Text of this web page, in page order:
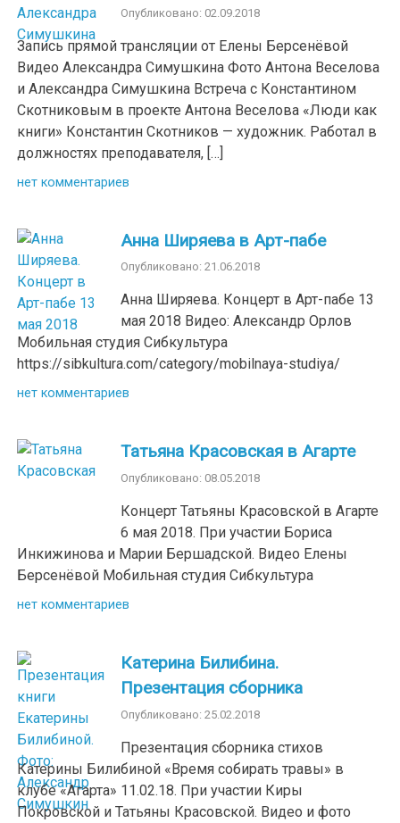
Опубликовано: 02.09.2018
Запись прямой трансляции от Елены Берсенёвой
Видео Александра Симушкина Фото Антона Веселова
и Александра Симушкина Встреча с Константином
Скотниковым в проекте Антона Веселова «Люди как
книги» Константин Скотников — художник. Работал в
должностях преподавателя, […]
нет комментариев
Анна Ширяева в Арт-пабе
Опубликовано: 21.06.2018
Анна Ширяева. Концерт в Арт-пабе 13
мая 2018 Видео: Александр Орлов
Мобильная студия Сибкультура
https://sibkultura.com/category/mobilnaya-studiya/
нет комментариев
Татьяна Красовская в Агарте
Опубликовано: 08.05.2018
Концерт Татьяны Красовской в Агарте
6 мая 2018. При участии Бориса
Инкижинова и Марии Бершадской. Видео Елены
Берсенёвой Мобильная студия Сибкультура
нет комментариев
Катерина Билибина.
Презентация сборника
Опубликовано: 25.02.2018
Презентация сборника стихов
Катерины Билибиной «Время собирать травы» в
клубе «Агарта» 11.02.18. При участии Киры
Покровской и Татьяны Красовской. Видео и фото